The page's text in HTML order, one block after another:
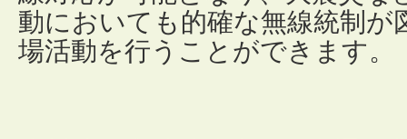
動においても的確な無線統制が
場活動を行うことができます。